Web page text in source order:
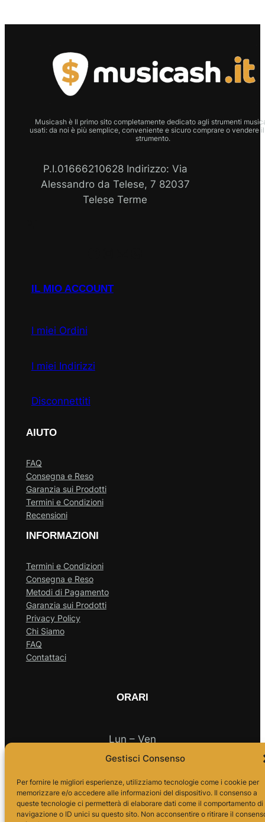
Gestisci Consenso
Per fornire le migliori esperienze, utilizziamo tecnologie come i cookie per
memorizzare e/o accedere alle informazioni del dispositivo. Il consenso a
queste tecnologie ci permetterà di elaborare dati come il comportamento di
navigazione o ID unici su questo sito. Non acconsentire o ritirare il
Musicash è Il primo sito completamente dedicato agli strumenti
usati: da noi è più semplice, conveniente e sicuro comprare o vendere
strumento.
P.I.01666210628 Indirizzo: Via
Alessandro da Telese, 7 82037
Telese Terme
IL MIO ACCOUNT
I miei Ordini
I miei Indirizzi
Disconnettiti
AIUTO
FAQ
Consegna e Reso
Garanzia sui Prodotti
Termini e Condizioni
Recensioni
INFORMAZIONI
Termini e Condizioni
Consegna e Reso
Metodi di Pagamento
Garanzia sui Prodotti
Privacy Policy
Chi Siamo
FAQ
Contattaci
ORARI
Lun – Ven